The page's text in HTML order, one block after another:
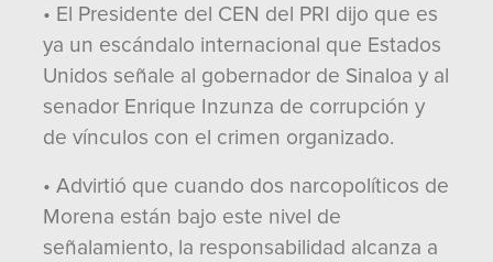
• El Presidente del CEN del PRI dijo que es
ya un escándalo internacional que Estados
Unidos señale al gobernador de Sinaloa y al
senador Enrique Inzunza de corrupción y
de vínculos con el crimen organizado.
• Advirtió que cuando dos narcopolíticos de
Morena están bajo este nivel de
señalamiento, la responsabilidad alcanza a